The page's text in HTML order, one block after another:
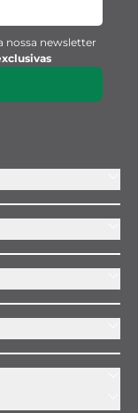
nossa newsletter